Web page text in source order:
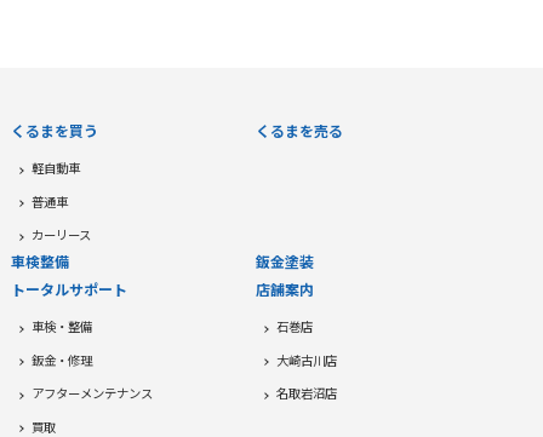
くるまを買う
軽自動車
普通車
カーリース
くるまを売る
車検整備
鈑金塗装
トータルサポート
車検・整備
鈑金・修理
アフターメンテナンス
買取
店舗案内
石巻店
大崎古川店
名取岩沼店